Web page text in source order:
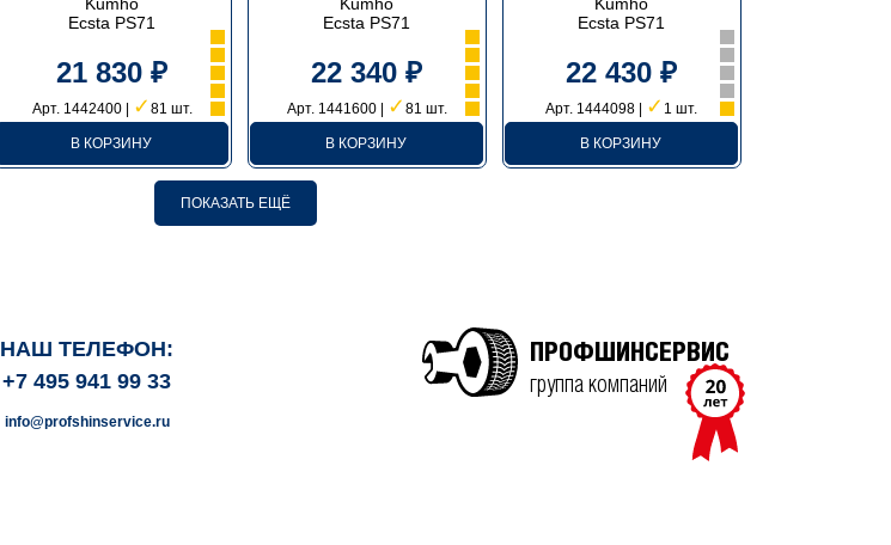
Ecsta PS71
21 830 ₽
Арт. 1442400 | ✓ 81 шт.
В КОРЗИНУ
Ecsta PS71
22 340 ₽
Арт. 1441600 | ✓ 81 шт.
В КОРЗИНУ
Ecsta PS71
22 430 ₽
Арт. 1444098 | ✓ 1 шт.
В КОРЗИНУ
ПОКАЗАТЬ ЕЩЁ
НАШ ТЕЛЕФОН:
+7 495 941 99 33
info@profshinservice.ru
ПРОФШИНСЕРВИС
группа компаний